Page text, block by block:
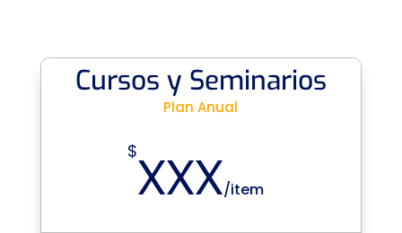
Cursos y Seminarios
Plan Anual
$xxx/item